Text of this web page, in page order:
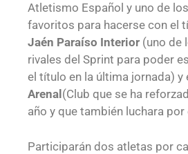
Atletismo Español y uno de
favoritos para hacerse con el
Jaén Paraíso Interior (uno de
rivales del Sprint para poder
el título en la última jornada) y
Arenal (Club que se ha
año y que también luchara por
Participarán dos atletas por